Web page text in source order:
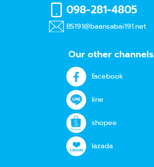
098-281-4805
BS191@baansabai191.net
Our other channels
facebook
line
shopee
lazada